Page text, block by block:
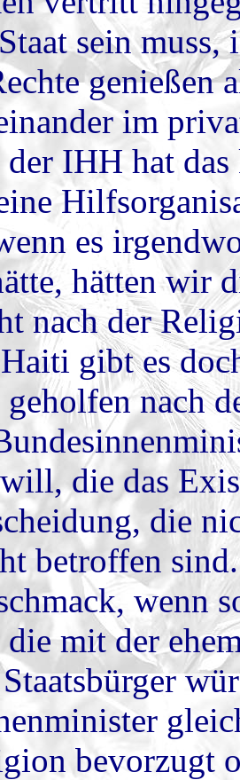
sein
genießen
im
IHH hat
es
hätten wir
nach der
gibt es
nach
die das
die
betroffen
wenn
die mit der
bevorzugt